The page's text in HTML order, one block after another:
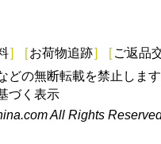
] [お荷物追跡] [ ご返品
の無断転載を禁止します
づく表示
All Rights